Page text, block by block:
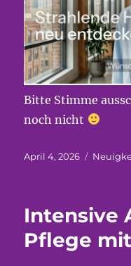
Bitte Stimme
noch nicht
Veröffentlicht
April 4, 2026
Intensive
Pflege